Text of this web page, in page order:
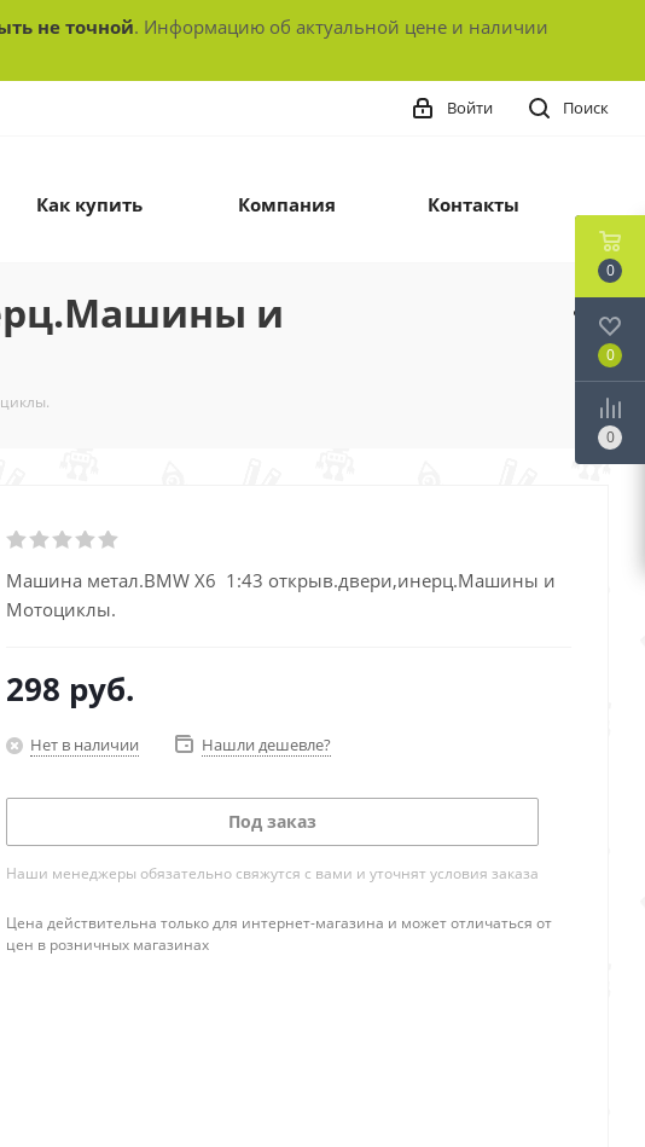
не точной. Информацию об актуальной цене и наличии
Поиск
Войти
Как купить Компания Контакты
и
Машина метал.BMW X6 1:43 открыв.двери,инерц.Машины и
298 руб.
Нет в наличии Нашли дешевле?
Под заказ
Наши менеджеры обязательно свяжутся с вами и уточнят условия заказа
Цена действительна только для интернет-магазина и может отличаться от
цен в розничных магазинах
0
0
0